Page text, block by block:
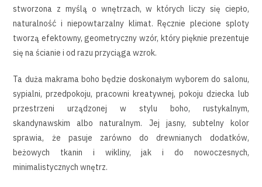
stworzona z myślą o wnętrzach, w których liczy się ciepło,
naturalność i niepowtarzalny klimat. Ręcznie plecione sploty
tworzą efektowny, geometryczny wzór, który pięknie prezentuje
się na ścianie i od razu przyciąga wzrok.
Ta duża makrama boho będzie doskonałym wyborem do salonu,
sypialni, przedpokoju, pracowni kreatywnej, pokoju dziecka lub
przestrzeni urządzonej w stylu boho, rustykalnym,
skandynawskim albo naturalnym. Jej jasny, subtelny kolor
sprawia, że pasuje zarówno do drewnianych dodatków,
beżowych tkanin i wikliny, jak i do nowoczesnych,
minimalistycznych wnętrz.